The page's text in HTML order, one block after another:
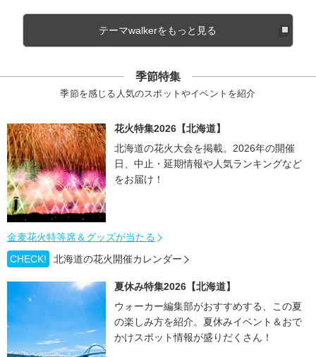
テーマwalkerをもっと見る
季節特集
季節を感じる人気のスポットやイベントを紹介
花火特集2026【北海道】
北海道の花火大会を掲載。2026年の開催
日、中止・延期情報や人気ランキングなど
をお届け！
金麦花火特等席＆グッズが当たる
CHECK!
北海道の花火開催カレンダー
夏休み特集2026【北海道】
ウォーカー編集部がおすすめする、この夏
の楽しみ方を紹介。夏休みイベント＆おで
かけスポット情報が盛りだくさん！